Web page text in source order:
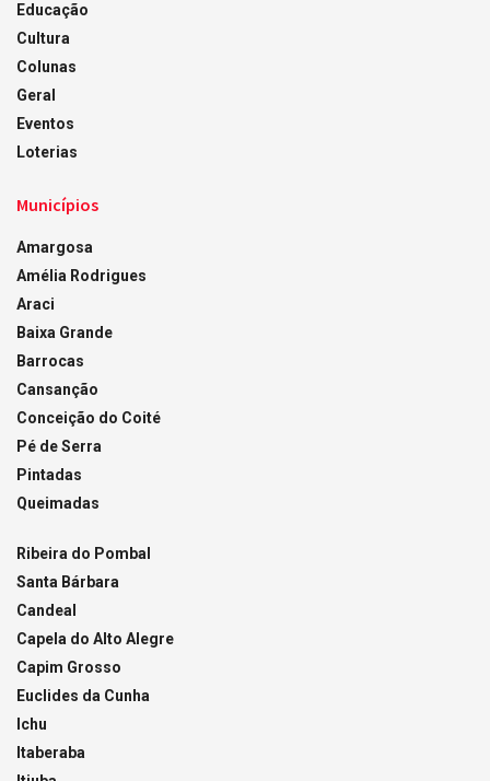
Educação
Cultura
Colunas
Geral
Eventos
Loterias
Municípios
Amargosa
Amélia Rodrigues
Araci
Baixa Grande
Barrocas
Cansanção
Conceição do Coité
Pé de Serra
Pintadas
Queimadas
Ribeira do Pombal
Santa Bárbara
Candeal
Capela do Alto Alegre
Capim Grosso
Euclides da Cunha
Ichu
Itaberaba